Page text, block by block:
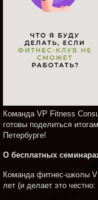
Команда VP Fitness
готовы поделиться
Петербурге!
О бесплатных
Команда фитнес-школы
лет (и делает это